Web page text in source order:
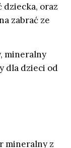
oraz
zabrać ze
mineralny
dla dzieci od
mineralny z